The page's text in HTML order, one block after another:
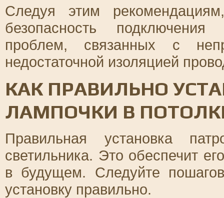
Следуя этим
безопасность
проблем, связанных с
недостаточной изоляцией
КАК ПРАВИЛЬНО
ЛАМПОЧКИ В
Правильная установка
светильника. Это обеспечит
в будущем. Следуйте
установку правильно.